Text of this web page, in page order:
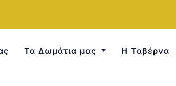
Τα Δωμάτια μας Η Ταβέρνα